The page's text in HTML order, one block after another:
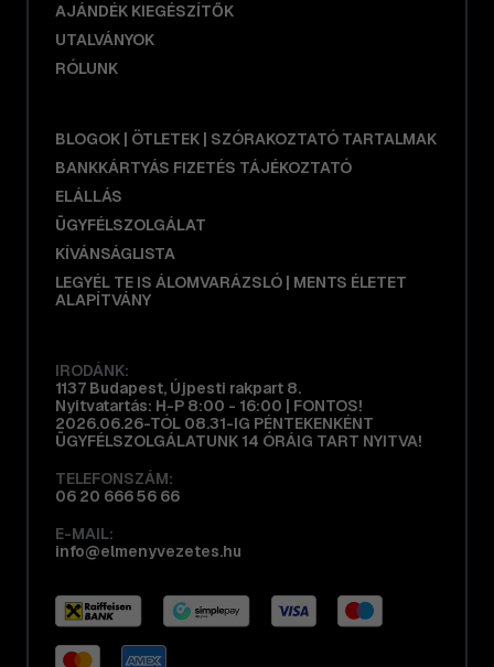
AJÁNDÉK KIEGÉSZÍTŐK
UTALVÁNYOK
RÓLUNK
BLOGOK | ÖTLETEK | SZÓRAKOZTATÓ TARTALMAK
BANKKÁRTYÁS FIZETÉS TÁJÉKOZTATÓ
ELÁLLÁS
ÜGYFÉLSZOLGÁLAT
KÍVÁNSÁGLISTA
LEGYÉL TE IS ÁLOMVARÁZSLÓ | MENTS ÉLETET
ALAPÍTVÁNY
IRODÁNK:
1137 Budapest, Újpesti rakpart 8.
Nyitvatartás: H-P 8:00 - 16:00 | FONTOS!
2026.06.26-TÓL 08.31-IG PÉNTEKENKÉNT
ÜGYFÉLSZOLGÁLATUNK 14 ÓRÁIG TART NYITVA!
TELEFONSZÁM:
06 20 666 56 66
E-MAIL:
info@elmenyvezetes.hu